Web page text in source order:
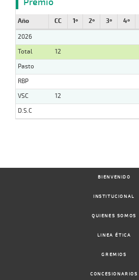
Año CC 1º 2º 3º 4º
2026
Total
12
Pasto
RBP
VSC
12
D.S.C
BIENVENIDO
INSTITUCIONAL
QUIENES SOMOS
LINEA ÉTICA
GREMIOS
CONCESIONARIOS